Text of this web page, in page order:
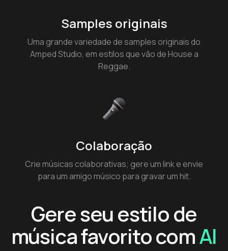
Samples originais
Uma grande variedade de samples originais do
Amped Studio, em estilos que vão de House a
Reggae.
Colaboração
Crie músicas colaborativas; gere um link e envie
para um amigo músico para gravar um hit.
Gere seu estilo de
música favorito comAI